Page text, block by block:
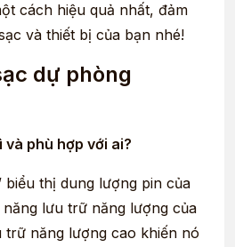
cách hiệu quả nhất, đảm
và thiết bị của bạn nhé!
dự phòng
phù hợp với ai?
biểu thị dung lượng pin của
lưu trữ năng lượng của
trữ năng lượng cao khiến nó